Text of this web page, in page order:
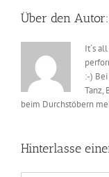
Über den Autor:
It´s
:-)
Tanz,
beim Durchstöbern
Hinterlasse